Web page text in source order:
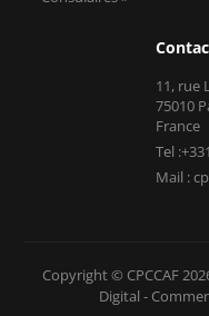
11, rue
75010
France
Tel
Mail :
Copyright © CPCCAF
Digital -